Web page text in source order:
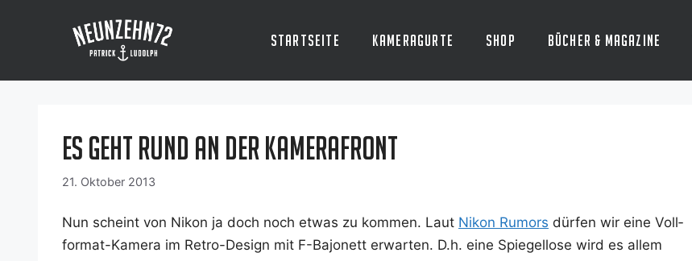
Startseite Kameragurte Shop Bücher & Magazine
Es geht rund an der Kamerafront
21. Oktober 2013
Nun scheint von Nikon ja doch noch etwas zu kom­men. Laut Nikon Rumors dür­fen wir eine Voll­
for­mat-Kame­ra im Retro-Design mit F-Bajo­nett erwar­ten. D.h. eine Spie­gel­lo­se wird es allem